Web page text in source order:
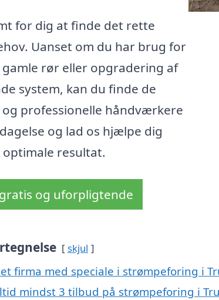
for dig at finde det rette
Uanset om du har brug for
rør eller opgradering af
system, kan du finde de
professionelle håndværkere
og lad os hjælpe dig
resultat.
og uforpligtende
skjul
firma med speciale i strømpeforing i
mindst 3 tilbud på strømpeforing i